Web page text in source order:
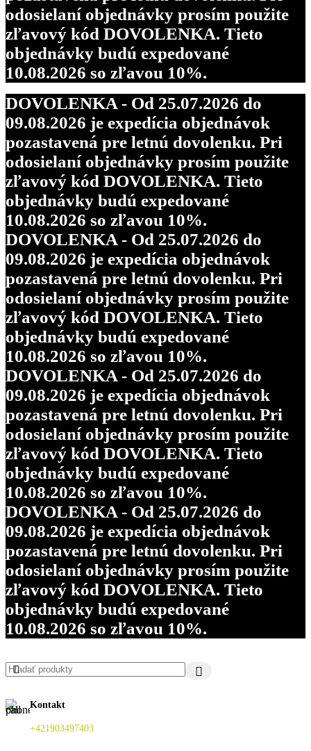
odosielaní objednávky prosím použite
zľavový kód DOVOLENKA. Tieto
objednávky budú expedované
10.08.2026 so zľavou 10%.
DOVOLENKA - Od 25.07.2026 do
09.08.2026 je expedícia objednávok
pozastavená pre letnú dovolenku. Pri
odosielaní objednávky prosím použite
zľavový kód DOVOLENKA. Tieto
objednávky budú expedované
10.08.2026 so zľavou 10%.
DOVOLENKA - Od 25.07.2026 do
09.08.2026 je expedícia objednávok
pozastavená pre letnú dovolenku. Pri
odosielaní objednávky prosím použite
zľavový kód DOVOLENKA. Tieto
objednávky budú expedované
10.08.2026 so zľavou 10%.
DOVOLENKA - Od 25.07.2026 do
09.08.2026 je expedícia objednávok
pozastavená pre letnú dovolenku. Pri
odosielaní objednávky prosím použite
zľavový kód DOVOLENKA. Tieto
objednávky budú expedované
10.08.2026 so zľavou 10%.
DOVOLENKA - Od 25.07.2026 do
09.08.2026 je expedícia objednávok
pozastavená pre letnú dovolenku. Pri
odosielaní objednávky prosím použite
zľavový kód DOVOLENKA. Tieto
objednávky budú expedované
10.08.2026 so zľavou 10%.
Kontakt
+421903497403